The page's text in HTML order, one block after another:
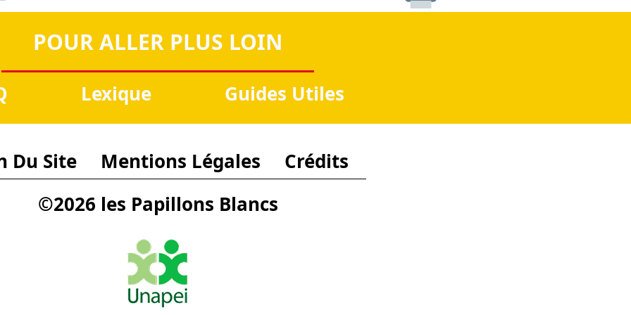
POUR ALLER PLUS LOIN
Lexique Guides Utiles
Du Site Mentions Légales
Crédits
©2026 les Papillons Blancs